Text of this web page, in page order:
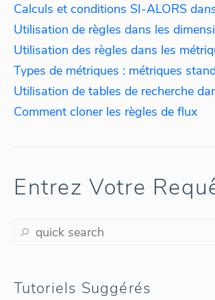
Calculs et conditions SI-ALORS
Comment cloner les règles de flux
Entrez Votre
Tutoriels Suggérés